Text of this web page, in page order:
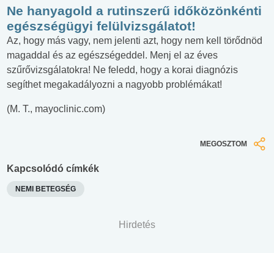
Ne hanyagold a rutinszerű időközönkénti
egészségügyi felülvizsgálatot!
Az, hogy más vagy, nem jelenti azt, hogy nem kell törődnöd
magaddal és az egészségeddel. Menj el az éves
szűrővizsgálatokra! Ne feledd, hogy a korai diagnózis
segíthet megakadályozni a nagyobb problémákat!
(M. T., mayoclinic.com)
MEGOSZTOM
Kapcsolódó címkék
NEMI BETEGSÉG
Hirdetés